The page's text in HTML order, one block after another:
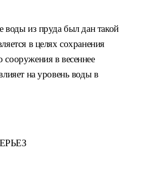
воды из пруда был дан такой
в целях сохранения
сооружения ввесеннее
на уровень воды в